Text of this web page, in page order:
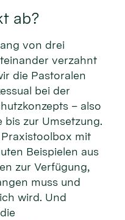
ab?
von drei
verzahnt
die Pastoralen
bei der
– also
zur Umsetzung.
mit
Beispielen aus
zur Verfügung,
muss und
wird. Und